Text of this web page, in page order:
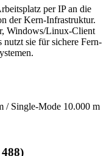
per IP an die
der Kern-Infrastruktur.
Windows/Linux-Client
sie für sichere Fern-
/ Single-Mode 10.000 m